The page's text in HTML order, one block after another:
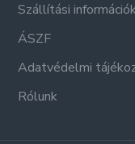
Szállítási információk
ÁSZF
Adatvédelmi
Rólunk